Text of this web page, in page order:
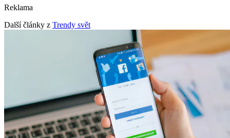
Reklama
Další články z Trendy svět